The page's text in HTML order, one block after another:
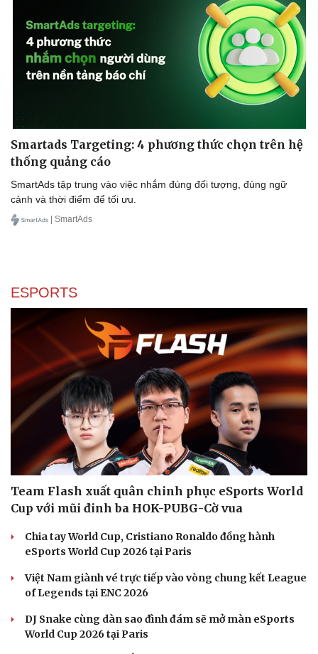
Dinh dưỡng - món ngon
Cây thuốc
Sản phụ khoa
Nhi khoa
Nam khoa
Làm đẹp - giảm cân
Phòng mạch online
Ăn sạch sống khỏe
Blog
Tình yêu - Gia đình
Smartads Targeting: 4 phương thức chọn trên hệ
thống quảng cáo
SmartAds tập trung vào việc nhắm đúng đối tượng, đúng ngữ
cảnh và thời điểm để tối ưu.
| SmartAds
ESPORTS
Team Flash xuất quân chinh phục eSports World
Cup với mũi đinh ba HOK-PUBG-Cờ vua
Chia tay World Cup, Cristiano Ronaldo đồng hành
eSports World Cup 2026 tại Paris
Việt Nam giành vé trực tiếp vào vòng chung kết League
of Legends tại ENC 2026
DJ Snake cùng dàn sao đình đám sẽ mở màn eSports
World Cup 2026 tại Paris